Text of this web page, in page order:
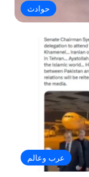
حوادث
عرب وعالم